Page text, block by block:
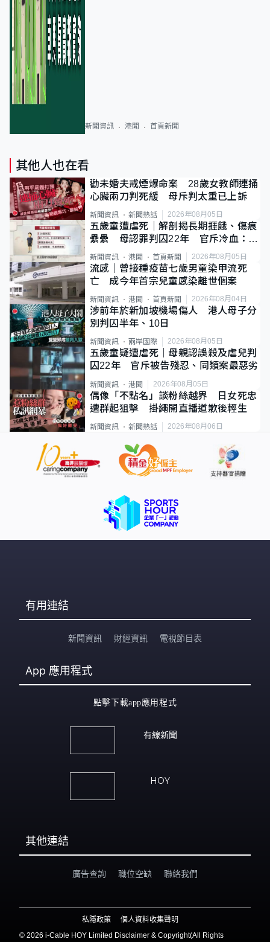
新聞資訊 港聞 首頁新聞
其他人也在看
勸未婚夫戒煙爆命案 28歲女教師連捅
心臟兩刀判死緩 母斥判太重已上訴
新聞資訊 新聞熱話 2026年08月05日
五歲童遭虐死｜解剖揭長期捱餓、傷痕
纍纍 母認罪判囚22年 官斥冷血：同
類案最惡劣
新聞資訊 港聞 首頁新聞 2026年08月05日
流感｜曾接種疫苗七歲男童染甲流死
亡 成今年首宗兒童感染離世個案
新聞資訊 港聞 首頁新聞 2026年08月04日
涉前年於新加坡機場傷人 港人母子分
別判囚半年、10日
新聞資訊 兩岸國際 2026年08月05日
五歲童疑遭虐死｜母親認誤殺及虐兒判
囚22年 官斥被告殘忍、同類案最惡劣
新聞資訊 港聞 2026年08月05日
偶像「不點名」談粉絲越界 日女死忠
遭群起狙擊 掛繩開直播道歉後輕生
新聞資訊 新聞熱話 2026年08月06日
有用連結
新聞資訊 財經資訊 電視節目表
App 應用程式
點擊下載app應用程式
有線新聞
HOY
其他連結
廣告查詢 職位空缺 聯絡我們
私隱政策
個人資料收集聲明
© 2026 i-Cable HOY Limited Disclaimer & Copyright(All Rights